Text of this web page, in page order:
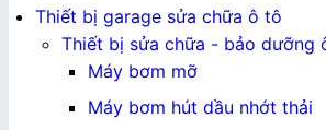
Thiết bị garage sửa chữa ô tô
Thiết bị sửa chữa - bảo dưỡng
Máy bơm mỡ
Máy bơm hút dầu nhớt thải